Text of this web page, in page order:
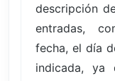
descripción
entradas,
fecha, el día
indicada, ya